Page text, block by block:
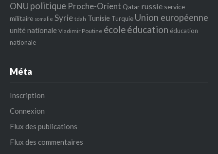
ONU politique Proche-Orient Qatar russie service
militaire somalie Syrie tdah Tunisie Turquie Union européenne
unité nationale Vladimir Poutine écoleéducation éducation
nationale
Méta
Inscription
Connexion
Flux des publications
Flux des commentaires